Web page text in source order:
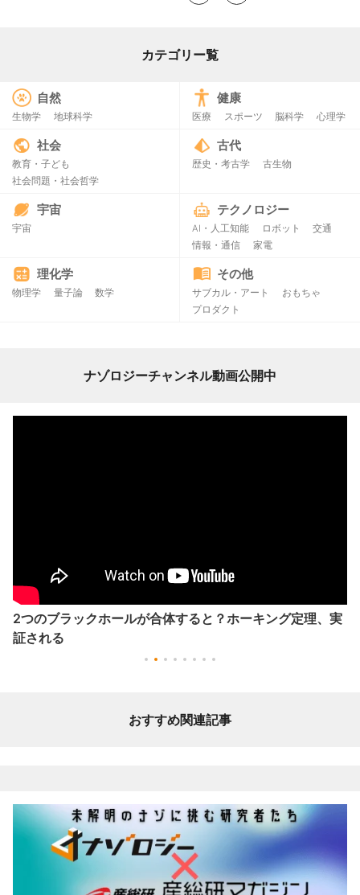
カテゴリー覧
自然
生物学 地球科学
健康
医療 スポーツ 脳科学 心理学
社会
教育・子ども
社会問題・社会哲学
古代
歴史・考古学 古生物
宇宙
宇宙
テクノロジー
AI・人工知能 ロボット
交通
情報・通信
家電
理化学
物理学 量子論 数学
その他
サブカル・アート
おもちゃ
プロダクト
ナゾロジーチャンネル動画公開中
2つのブラックホールが合体すると？ホーキング定理、実
証される
おすすめ関連記事